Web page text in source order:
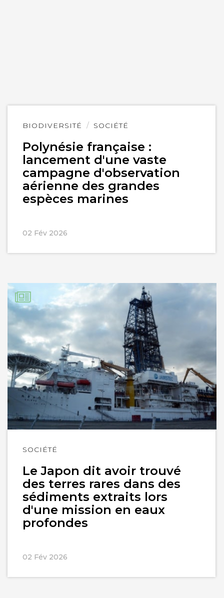
BIODIVERSITÉ SOCIÉTÉ
Polynésie française :
lancement d'une vaste
campagne d'observation
aérienne des grandes
espèces marines
02 Fév 2026
Lire
SOCIÉTÉ
Le Japon dit avoir trouvé
des terres rares dans des
sédiments extraits lors
d'une mission en eaux
profondes
02 Fév 2026
Lire